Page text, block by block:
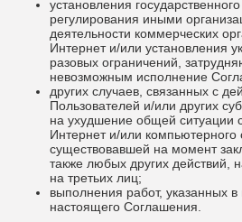
установления
регулирования иными
деятельности коммерческих
Интернет и/или установления
разовых ограничений,
невозможным исполнение
других случаев, связанных с
Пользователей и/или других
на ухудшение общей ситуации
Интернет и/или компьютерного
существовавшей на момент
также любых других действий,
на третьих лиц;
выполнения работ, указанных в
настоящего Соглашения.